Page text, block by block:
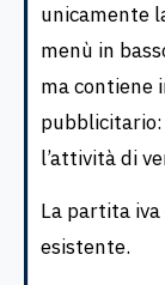
unicamente
menù in
ma contiene
pubblicitario:
l’attività di
La partita
esistente.